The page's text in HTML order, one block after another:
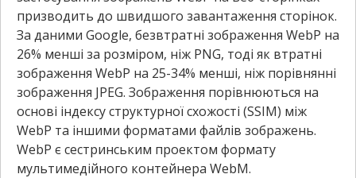
призводить до швидшого завантаження сторінок.
За даними Google, безвтратні зображення WebP на
26% менші за розміром, ніж PNG, тоді як втратні
зображення WebP на 25-34% менші, ніж порівнянні
зображення JPEG. Зображення порівнюються на
основі індексу структурної схожості (SSIM) між
WebP та іншими форматами файлів зображень.
WebP є сестринським проектом формату
мультимедійного контейнера WebM.